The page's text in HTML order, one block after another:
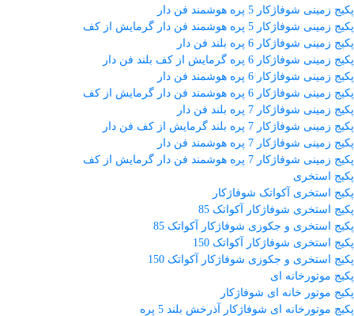
پکیج زمینی شوفاژکار 5 پره هوشمند فن دار
پکیج زمینی شوفاژکار 5 پره هوشمند فن دار گرمایش از کف
پکیج زمینی شوفاژکار 6 پره بلند فن دار
پکیج زمینی شوفاژکار 6 پره گرمایش از کف بلند فن دار
پکیج زمینی شوفاژکار 6 پره هوشمند فن دار
پکیج زمینی شوفاژکار 6 پره هوشمند فن دار گرمایش از کف
پکیج زمینی شوفاژکار 7 پره بلند فن دار
پکیج زمینی شوفاژکار 7 پره بلند گرمایش از کف فن دار
پکیج زمینی شوفاژکار 7 پره هوشمند فن دار
پکیج زمینی شوفاژکار 7 پره هوشمند فن دار گرمایش از کف
پکیج استخری
پکیج استخری آکواتک شوفاژکار
پکیج استخری شوفاژکار آکواتک 85
پکیج استخری و جکوزی شوفاژکار آکواتک 85
پکیج استخری شوفاژکار آکواتک 150
پکیج استخری و جکوزی شوفاژکار آکواتک 150
پکیج موتورخانه ای
پکیج موتور خانه ای شوفاژکار
پکیج موتورخانه ای شوفاژکار آذرخش بلند 5 پره